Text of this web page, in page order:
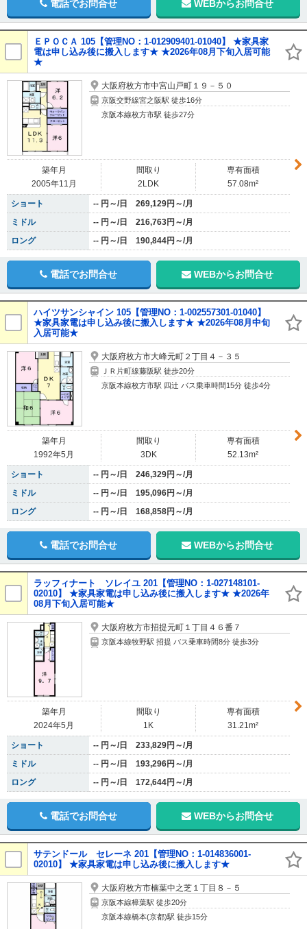
電話でお問合せ WEBからお問合せ
ＥＰＯＣＡ 105【管理NO：1-012909401-01040】 ★家具家
電は申し込み後に搬入します★ ★2026年08月下旬入居可能
★
大阪府枚方市中宮山戸町１９－５０
京阪交野線宮之阪駅 徒歩16分
京阪本線枚方市駅 徒歩27分
築年月
2005年11月
間取り
2LDK
専有面積
57.08m²
ショート
-- 円～/日 269,129円～/月
ミドル
-- 円～/日 216,763円～/月
ロング
-- 円～/日 190,844円～/月
電話でお問合せ WEBからお問合せ
ハイツサンシャイン 105【管理NO：1-002557301-01040】
★家具家電は申し込み後に搬入します★ ★2026年08月中旬
入居可能★
大阪府枚方市大峰元町２丁目４－３５
ＪＲ片町線藤阪駅 徒歩20分
京阪本線枚方市駅 四辻 バス乗車時間15分 徒歩4分
築年月
1992年5月
間取り
3DK
専有面積
52.13m²
ショート
-- 円～/日 246,329円～/月
ミドル
-- 円～/日 195,096円～/月
ロング
-- 円～/日 168,858円～/月
電話でお問合せ WEBからお問合せ
ラッフィナート ソレイユ 201【管理NO：1-027148101-
02010】 ★家具家電は申し込み後に搬入します★ ★2026年
08月下旬入居可能★
大阪府枚方市招提元町１丁目４６番７
京阪本線牧野駅 招提 バス乗車時間8分 徒歩3分
築年月
2024年5月
間取り
1K
専有面積
31.21m²
ショート
-- 円～/日 233,829円～/月
ミドル
-- 円～/日 193,296円～/月
ロング
-- 円～/日 172,644円～/月
電話でお問合せ WEBからお問合せ
サテンドール セレーネ 201【管理NO：1-014836001-
02010】 ★家具家電は申し込み後に搬入します★
大阪府枚方市楠葉中之芝１丁目８－５
京阪本線樟葉駅 徒歩20分
京阪本線橋本(京都)駅 徒歩15分